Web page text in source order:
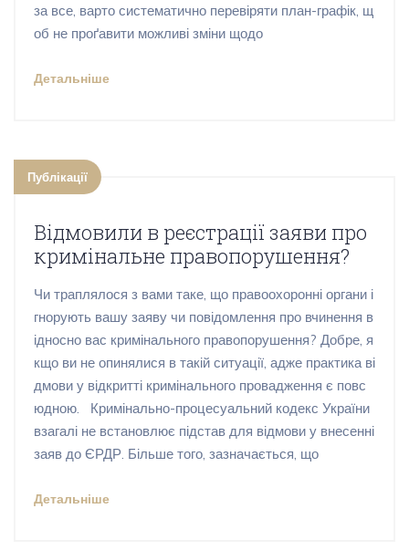
за все, варто систематично перевіряти план-графік, щ
об не проґавити можливі зміни щодо
Детальніше
Публікації
Відмовили в реєстрації заяви про
кримінальне правопорушення?
Чи траплялося з вами таке, що правоохоронні органи і
гнорують вашу заяву чи повідомлення про вчинення в
ідносно вас кримінального правопорушення? Добре, я
кщо ви не опинялися в такій ситуації, адже практика ві
дмови у відкритті кримінального провадження є повс
юдною. Кримінально-процесуальний кодекс України
взагалі не встановлює підстав для відмови у внесенні
заяв до ЄРДР. Більше того, зазначається, що
Детальніше